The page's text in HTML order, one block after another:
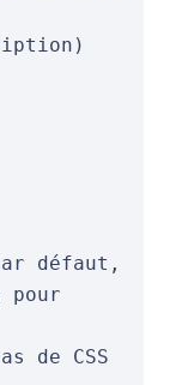
défaut,
pour
de CSS